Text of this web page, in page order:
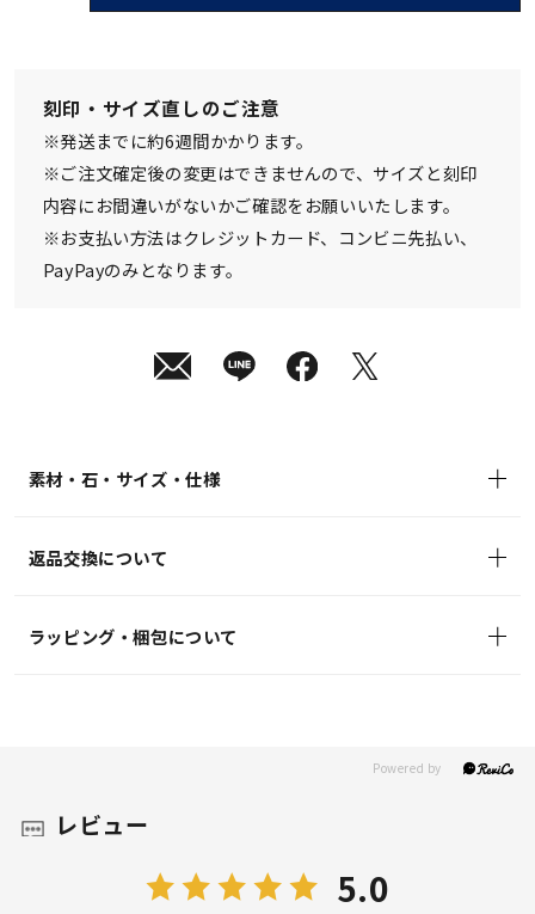
08
送
¥8,800 (tax
in)
刻印・サイズ直しのご注意
※発送までに約6週間かかります。
※ご注文確定後の変更はできませんので、サイズと刻印
内容にお間違いがないかご確認をお願いいたします。
※お支払い方法はクレジットカード、コンビニ先払い、
PayPayのみとなります。
素材・石・サイズ・仕様
返品交換について
ラッピング・梱包について
レビュー
5.0